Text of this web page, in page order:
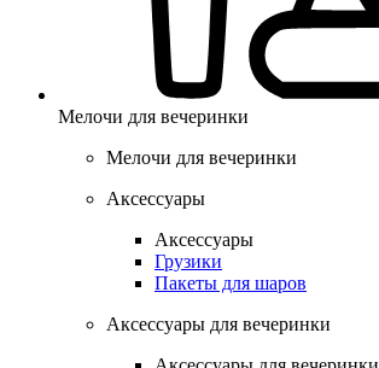
Мелочи для вечеринки
Мелочи для вечеринки
Аксессуары
Аксессуары
Грузики
Пакеты для шаров
Аксессуары для вечеринки